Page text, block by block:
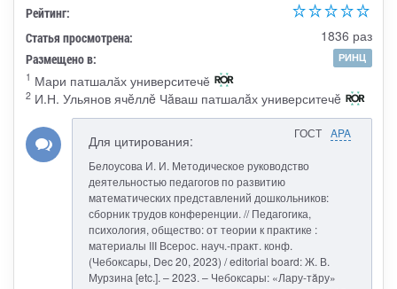
Рейтинг:
Статья просмотрена:
1836 раз
Размещено в:
РИНЦ
1 Мари патшалӑх университечӗ
2И.Н. Ульянов ячĕллĕ Чăваш патшалăх университечĕ
ГОСТ APA
Для цитирования:
Белоусова И. И. Методическое руководство
деятельностью педагогов по развитию
математических представлений дошкольников:
сборник трудов конференции. // Педагогика,
психология, общество: от теории к практике :
материалы III Всерос. науч.-практ. конф.
(Чебоксары, Dec 20, 2023) / editorial board: Ж. В.
Мурзина [etc.]. – 2023. – Чебоксары: «Лару-тăру»